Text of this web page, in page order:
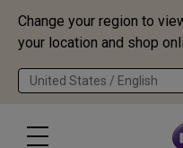
Change your region to
your location and shop
United States / English